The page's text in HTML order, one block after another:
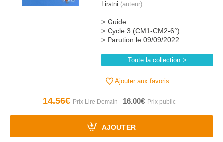
Liratni (auteur)
Guide
Cycle 3 (CM1-CM2-6°)
Parution le 09/09/2022
Toute la collection
Ajouter aux favoris
14.56€ 16.00€
AJOUTER